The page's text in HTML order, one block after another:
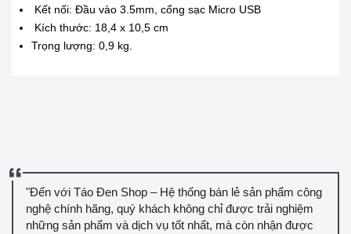
Kết nối: Đầu vào 3.5mm, cổng sạc Micro USB
Kích thước: 18,4 x 10,5 cm
Trọng lượng: 0,9 kg.
"Đến với Táo Đen Shop – Hệ thống bán lẻ sản phẩm công
nghệ chính hãng, quý khách không chỉ được trải nghiệm
những sản phẩm và dịch vụ tốt nhất, mà còn nhận được